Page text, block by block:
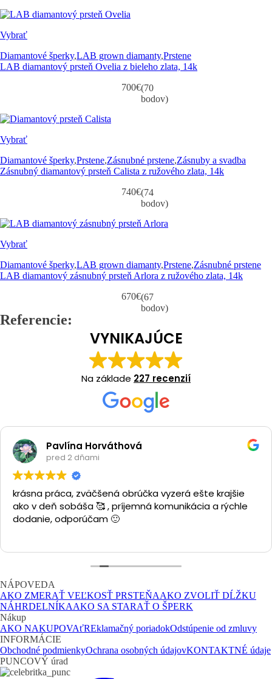
Vybrať
Diamantové šperky,LAB grown diamanty,Prstene
LAB diamantový prsteň Ovelia z bieleho zlata, 14k
700€(70
bodov)
Vybrať
Diamantové šperky,Prstene,Zásnubné prstene,Zásnuby a svadba
Zásnubný diamantový prsteň Calista z ružového zlata, 14k
740€(74
bodov)
Vybrať
Diamantové šperky,LAB grown diamanty,Prstene,Zásnubné prstene
LAB diamantový zásnubný prsteň Arlora z ružového zlata, 14k
670€(67
bodov)
Referencie:
VYNIKAJÚCE
Na základe 227 recenzií
Pavlína Horváthová
pred 2 dňami
krásna práca, zväčšená obrúčka vyzerá ešte krajšie
ako v deň sobáša 🥰 , príjemná komunikácia a rýchle
dodanie, odporúčam 🙂
NÁPOVEDA
AKO ZMERAŤ VEĽKOSŤ PRSTEŇAAKO ZVOLIŤ DĹŽKU
NÁHRDELNÍKAAKO SA STARAŤ O ŠPERK
Nákup
AKO NAKUPOVAťREklamačný poriadokOdstúpenie od zmluvy
INFORMÁCIE
Obchodné podmienkyOchrana osobných údajovKONTAKTNÉ údaje
PUNCOVÝ úrad